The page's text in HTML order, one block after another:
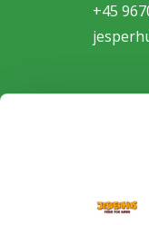
+45